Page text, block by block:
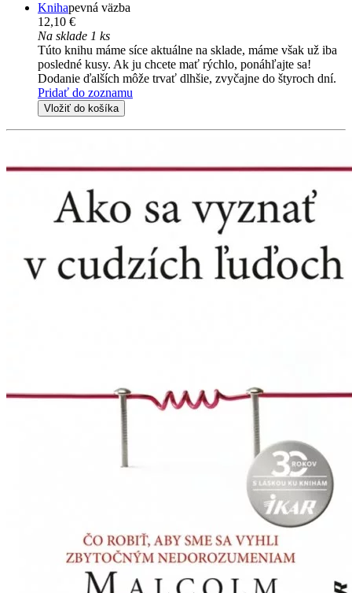
Knihapevná väzba
12,10 €
Na sklade 1 ks
Túto knihu máme síce aktuálne na sklade, máme však už iba
posledné kusy. Ak ju chcete mať rýchlo, ponáhľajte sa!
Dodanie ďalších môže trvať dlhšie, zvyčajne do štyroch dní.
Pridať do zoznamu
Vložiť do košíka